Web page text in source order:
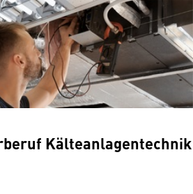
Kälteanlagentechnik